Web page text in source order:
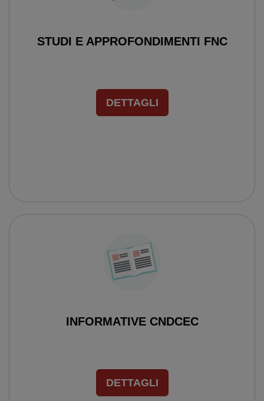
STUDI E APPROFONDIMENTI FNC
DETTAGLI
INFORMATIVE CNDCEC
DETTAGLI